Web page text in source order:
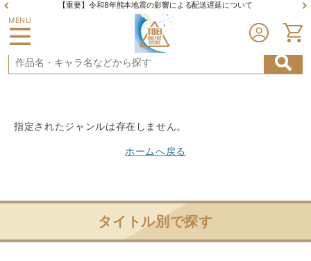
【重要】令和8年熊本地震の影響による配送遅延について
MENU
指定されたジャンルは存在しません。
ホームへ戻る
タイトル別で探す